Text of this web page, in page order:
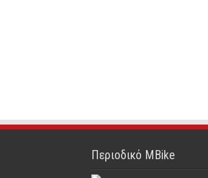
Περιοδικό MBike